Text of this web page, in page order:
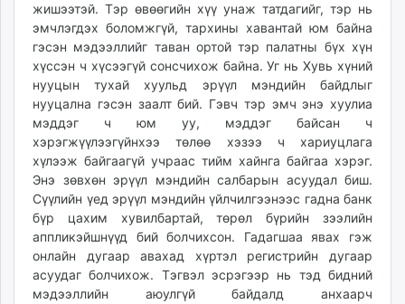
жишээтэй. Тэр өвөөгийн хүү унаж татдагийг, тэр нь
эмчлэгдэх боломжгүй, тархины хавантай юм байна
гэсэн мэдээллийг таван ортой тэр палатны бүх хүн
хүссэн ч хүсээгүй сонсчихож байна. Уг нь Хувь хүний
нууцын тухай хуульд эрүүл мэндийн байдлыг
нууцална гэсэн заалт бий. Гэвч тэр эмч энэ хуулиа
мэддэг ч юм уу, мэддэг байсан ч
хэрэгжүүлээгүйнхээ төлөө хэзээ ч хариуцлага
хүлээж байгаагүй учраас тийм хайнга байгаа хэрэг.
Энэ зөвхөн эрүүл мэндийн салбарын асуудал биш.
Сүүлийн үед эрүүл мэндийн үйлчилгээнээс гадна банк
бүр цахим хувилбартай, төрөл бүрийн зээлийн
аппликэйшнүүд бий болчихсон. Гадагшаа явах гэж
онлайн дугаар авахад хүртэл регистрийн дугаар
асуудаг болчихож. Тэгвэл эсрэгээр нь тэд бидний
мэдээллийн аюулгүй байдалд анхаарч